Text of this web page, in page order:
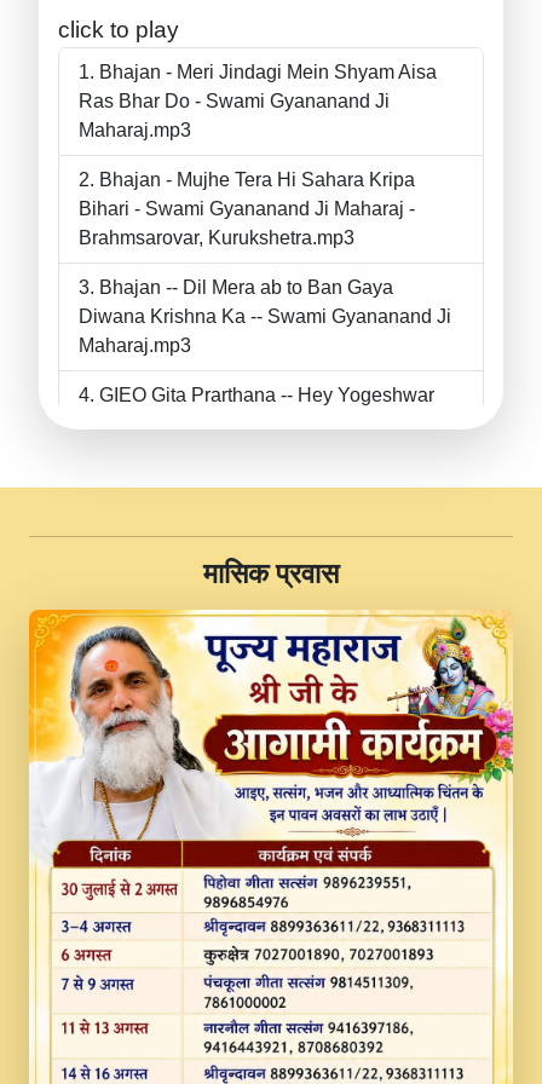
click to play
Bhajan - Meri Jindagi Mein Shyam Aisa
Ras Bhar Do - Swami Gyananand Ji
Maharaj.mp3
Bhajan - Mujhe Tera Hi Sahara Kripa
Bihari - Swami Gyananand Ji Maharaj -
Brahmsarovar, Kurukshetra.mp3
Bhajan -- Dil Mera ab to Ban Gaya
Diwana Krishna Ka -- Swami Gyananand Ji
Maharaj.mp3
GIEO Gita Prarthana -- Hey Yogeshwar
II Swami Gyananand Ji Maharaj.mp3
JINU SATGURU AAP BULAVE by Rasik
Pawan ji 20-11-19 Sankirtan At VEER JI
PRABHU KUTEER CHANNEL.mp3
Kina Sohna Tera Bhawan Sajaya Mata
Vaishno Devi Aarti Mata Rani Bhajan By
Lakhwinder Wadali Ji.mp3
MERE MANN VICH KANTH KALER
NEW PUNAJBI DEVOTIONAL SONG 2017
FULL VIDEO HD.mp3
Na To Roop Hai Bindu Ji Maharaj Pad - A
Divine Bhajan by Shri Indresh Ji
#BhaktiPath.mp3
Radha Rani Ki Kirpa Best Devotional
Song By Chitra Vichitra.mp3
​मासिक प्रवास